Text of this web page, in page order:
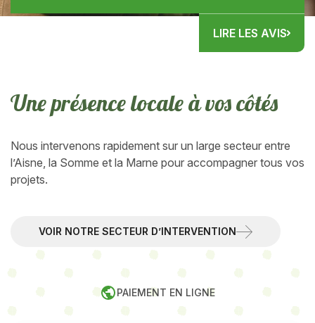
contact lors de notre rendez-vous pour
LIRE LES AVIS
Uneprésencelocaleàvocôtés
Nous intervenons rapidement sur un large secteur entre
l’Aisne, la Somme et la Marne pour accompagner tous vos
projets.
VOIR NOTRE SECTEUR D’INTERVENTION
PAIEMENT EN LIGNE